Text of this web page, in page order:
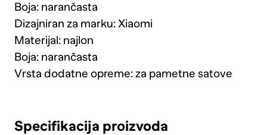
Boja: narančasta
Dizajniran za marku: Xiaomi
Materijal: najlon
Boja: narančasta
Vrsta dodatne opreme: za pametne satove
Specifikacija proizvoda